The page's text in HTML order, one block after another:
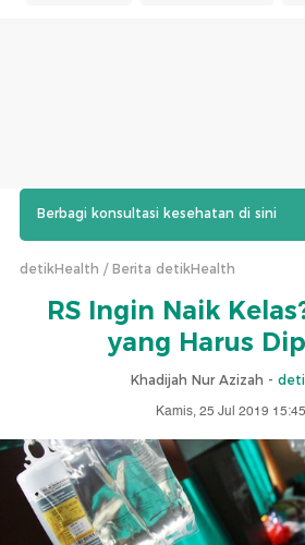
Berbagi konsultasi kesehatan di sini
detikHealth Berita detikHealth
RS Ingin Naik
yang Harus
Khadijah Nur Azizah -
Kamis, 25 Jul 2019